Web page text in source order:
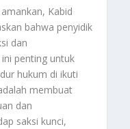
Kabid
bahwa penyidik
dan
penting untuk
hukum di ikuti
membuat
dan
saksi kunci,